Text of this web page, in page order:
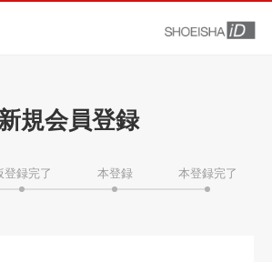
規会員登録
登録完了 本登録 本登録完了